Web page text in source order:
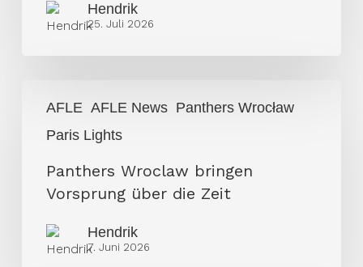
Hendrik
25. Juli 2026
AFLE AFLE News Panthers Wrocław
Paris Lights
Wroclaw
bringen
über
Panthers Wroclaw bringen
Vorsprung über die Zeit
Hendrik
7. Juni 2026